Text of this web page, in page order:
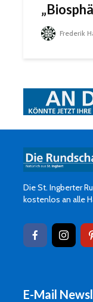
Frederik
Die St. Ingberter
kostenlos an alle
E-Mail